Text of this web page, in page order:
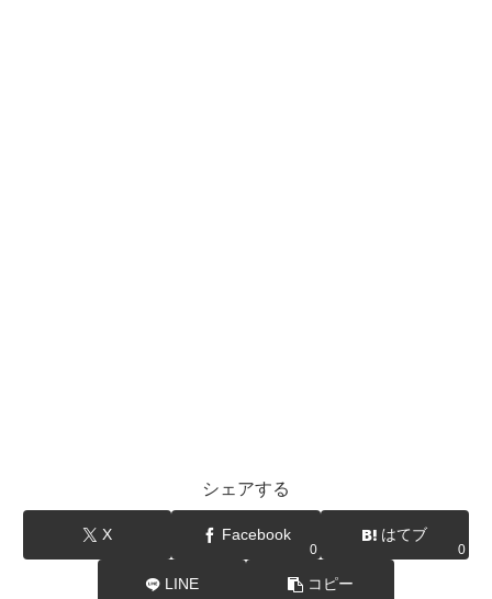
シェアする
X Facebook
0
はてブ
0
LINE コピー